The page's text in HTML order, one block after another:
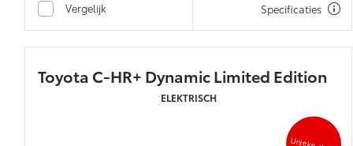
Vergelijk Specificaties
Toyota C-HR+ Dynamic Limited Edition
ELEKTRISCH